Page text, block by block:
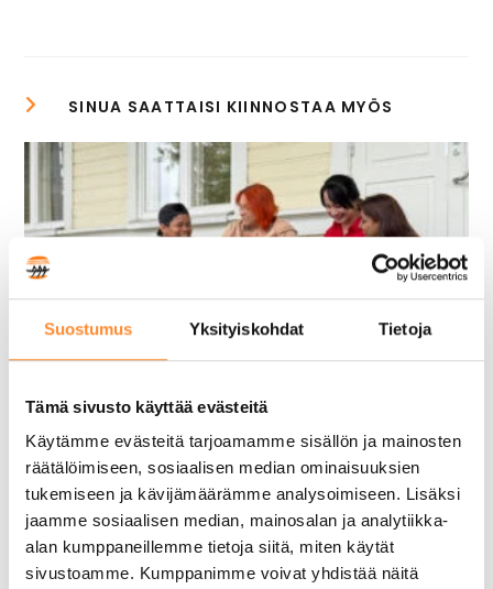
Suostumus Yksityiskohdat Tietoja
Tämä sivusto käyttää evästeitä
Käytämme evästeitä tarjoamamme sisällön ja mainosten
räätälöimiseen, sosiaalisen median ominaisuuksien
tukemiseen ja kävijämäärämme analysoimiseen. Lisäksi
jaamme sosiaalisen median, mainosalan ja analytiikka-
alan kumppaneillemme tietoja siitä, miten käytät
sivustoamme. Kumppanimme voivat yhdistää näitä
APPI-hanke puolivälissä – Mitä
osaamismerkkien pilotointi on
opettanut tähän mennessä?
5 elokuun, 2026